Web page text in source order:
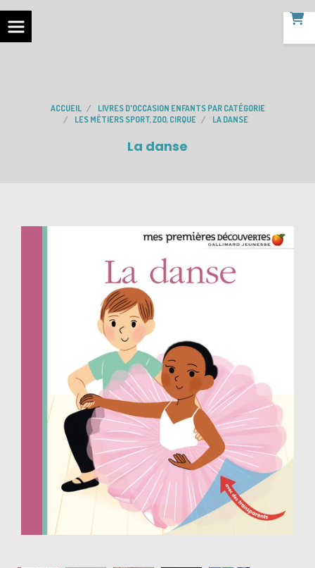
ACCUEIL
LIVRES D'OCCASION ENFANTS PAR CATÉGORIE
LES MÉTIERS SPORT, ZOO, CIRQUE
LA DANSE
La danse